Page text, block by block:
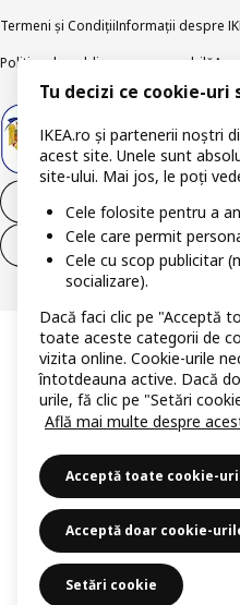
Termeni și CondițiiInformații despre
Politica de publicare responsabilă
Retrage-te din contract
Retrage-te din contract
Tu decizi ce cookie-
IKEA.ro și partenerii noștri
acest site. Unele sunt
site-ului. Mai jos, le poți
Cele folosite pentru a
Cele care permit
Cele cu scop publicitar
socializare).
Dacă faci clic pe "Acceptă
toate aceste categorii de
vizita online. Cookie-urile
întotdeauna active. Dacă
urile, fă clic pe "Setări
Află mai multe despre
Acceptă toate cookie-
Acceptă doar cookie-
Setări cookie